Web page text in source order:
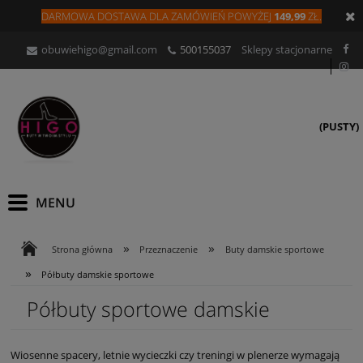
DARMOWA DOSTAWA DLAZAMÓWIEŃ POWYŻEJ 149,99ZŁ.
obuwiehigo@gmail.com 500155037 Sklepy stacjonarne
(PUSTY)
Strona główna » Przeznaczenie » Buty damskie sportowe
» Półbuty damskie sportowe
Półbuty sportowe damskie
Wiosenne spacery, letnie wycieczki czy treningi w plenerze wymagają